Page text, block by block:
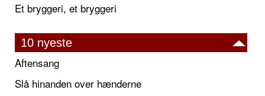
Et bryggeri, et bryggeri
10 nyeste
Aftensang
Slå hinanden over hænderne